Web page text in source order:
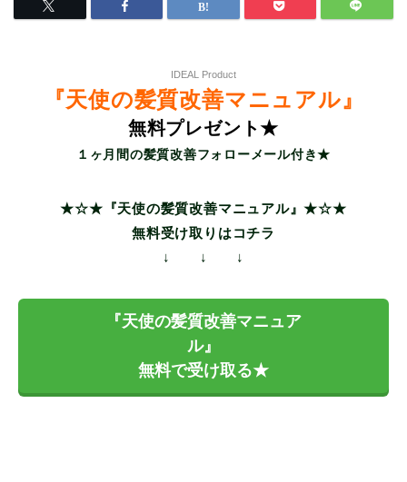
IDEAL Product
『天使の髪質改善マニュアル』
無料プレゼント★
１ヶ月間の髪質改善フォローメール付き★
★☆★『天使の髪質改善マニュアル』★☆★
無料受け取りはコチラ
↓ ↓ ↓
『天使の髪質改善マニュア
ル』
無料で受け取る★